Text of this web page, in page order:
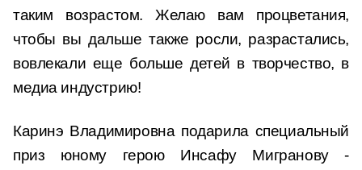
таким возрастом. Желаю вам процветания,
чтобы вы дальше также росли, разрастались,
вовлекали еще больше детей в творчество, в
медиа индустрию!
Каринэ Владимировна подарила специальный
приз юному герою Инсафу Мигранову -